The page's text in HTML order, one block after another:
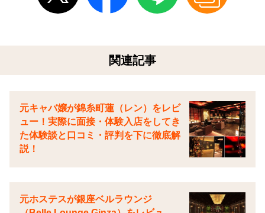
関連記事
元キャバ嬢が錦糸町蓮（レン）をレビ
ュー！実際に面接・体験入店をしてき
た体験談と口コミ・評判を下に徹底解
説！
元ホステスが銀座ベルラウンジ